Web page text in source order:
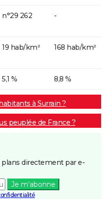
n°29 262 -
19 hab/km² 168 hab/km²
5,1 % 8,8 %
à Surrain ?
peuplée de France ?
plans directement par e-
Je m'abonne